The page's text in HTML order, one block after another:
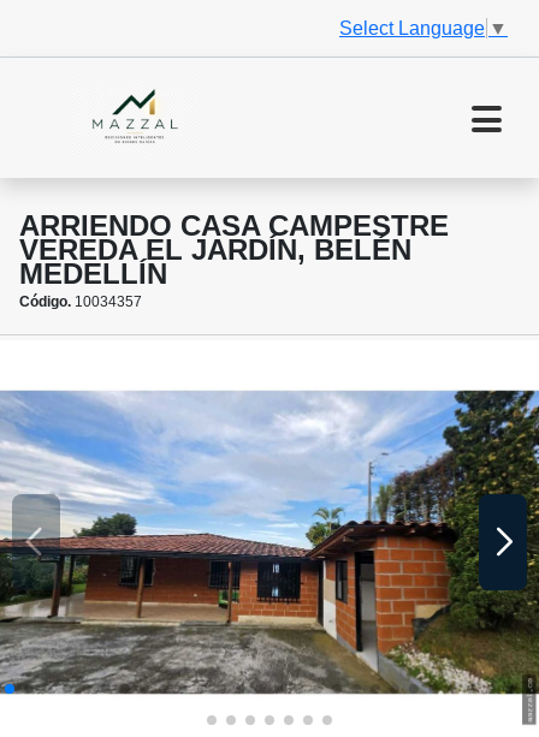
Select Language ▼
ARRIENDO CASA CAMPESTRE
VEREDA EL JARDÍN, BELÉN
MEDELLÍN
Código. 10034357